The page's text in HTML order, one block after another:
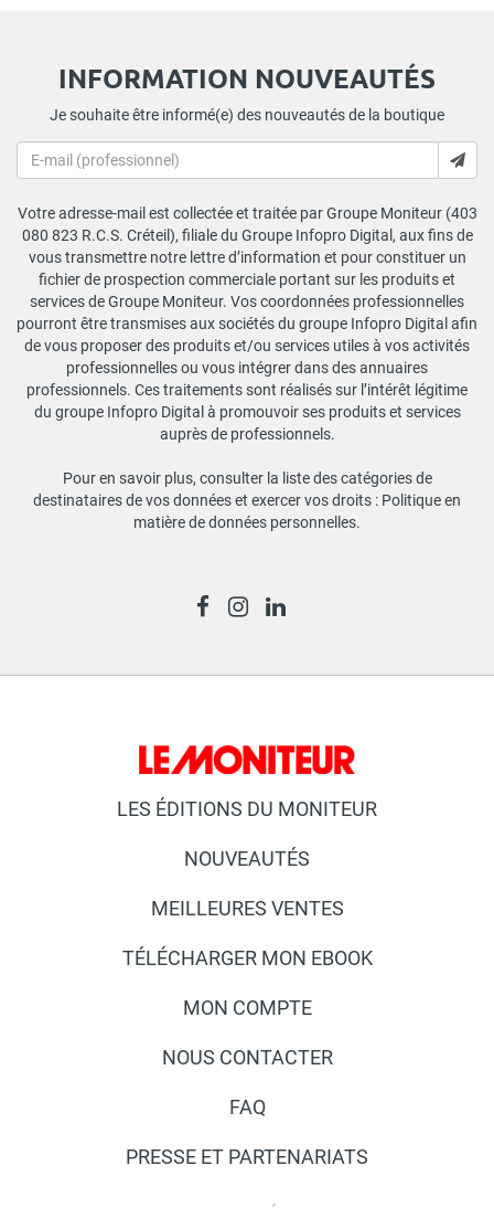
INFORMATION NOUVEAUTÉS
Je souhaite être informé(e) des nouveautés de la boutique
Votre adresse-mail est collectée et traitée par Groupe Moniteur (403
080 823 R.C.S. Créteil), filiale du Groupe Infopro Digital, aux fins de
vous transmettre notre lettre d’information et pour constituer un
fichier de prospection commerciale portant sur les produits et
services de Groupe Moniteur. Vos coordonnées professionnelles
pourront être transmises aux sociétés du groupe Infopro Digital afin
de vous proposer des produits et/ou services utiles à vos activités
professionnelles ou vous intégrer dans des annuaires
professionnels. Ces traitements sont réalisés sur l’intérêt légitime
du groupe Infopro Digital à promouvoir ses produits et services
auprès de professionnels.
Pour en savoir plus, consulter la liste des catégories de
destinataires de vos données et exercer vos droits : Politique en
matière de données personnelles.
LES ÉDITIONS DU MONITEUR
NOUVEAUTÉS
MEILLEURES VENTES
TÉLÉCHARGER MON EBOOK
MON COMPTE
NOUS CONTACTER
FAQ
PRESSE ET PARTENARIATS